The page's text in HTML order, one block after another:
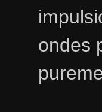
ondes